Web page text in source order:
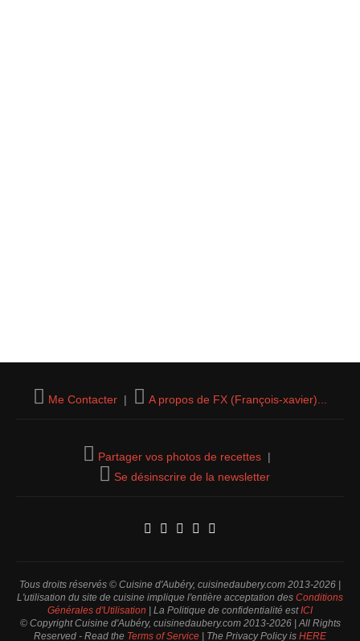
Me Contacter | A propos de FX (François-xavier)...
Partager vos photos de recettes |
Se désinscrire de la newsletter
Tous droits réservés © Cuisine d'Aubéry, cuisinedaubery.com 2013-2026 |
L'utilisation du site de cuisine implique l'entière acceptation des Conditions
Générales d'Utilisation | La Politique de confidentialité estICI
© Copyright Cuisine d'Aubéry, cuisinedaubery.com 2013-2026 | All Rights
Reserved - Read the Terms of Service | The Privacy Policy is HERE